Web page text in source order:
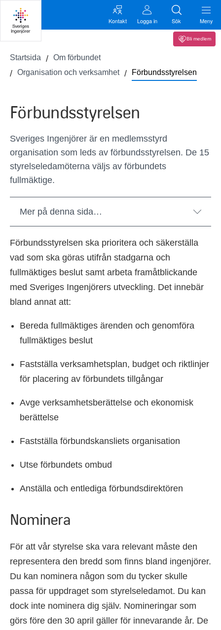
Kontakt Logga in Sök Meny
Bli medlem
Startsida
Om förbundet
Organisation och verksamhet
Förbundsstyrelsen
Förbundsstyrelsen
Sveriges Ingenjörer är en medlemsstyrd
organisation som leds av förbundsstyrelsen. De 15
styrelseledamöterna väljs av förbundets
fullmäktige.
Mer på denna sida…
Förbundsstyrelsen ska prioritera och säkerställa
vad som ska göras utifrån stadgarna och
fullmäktiges beslut samt arbeta framåtblickande
med Sveriges Ingenjörers utveckling. Det innebär
bland annat att:
Bereda fullmäktiges ärenden och genomföra
fullmäktiges beslut
Fastställa verksamhetsplan, budget och riktlinjer
för placering av förbundets tillgångar
Avge verksamhetsberättelse och ekonomisk
berättelse
Fastställa förbundskansliets organisation
Utse förbundets ombud
Anställa och entlediga förbundsdirektören
Nominera
För att vår styrelse ska vara relevant måste den
representera den bredd som finns bland ingenjörer.
Du kan nominera någon som du tycker skulle
passa för uppdraget som styrelseledamot. Du kan
dock inte nominera dig själv. Nomineringar som
görs före den 30 april gäller för innevarande år. De